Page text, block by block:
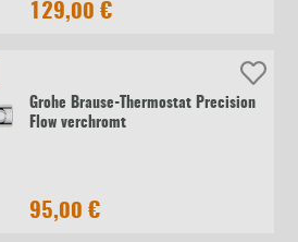
129,00 €
Grohe Brause-Thermostat Precision
Flow verchromt
95,00 €